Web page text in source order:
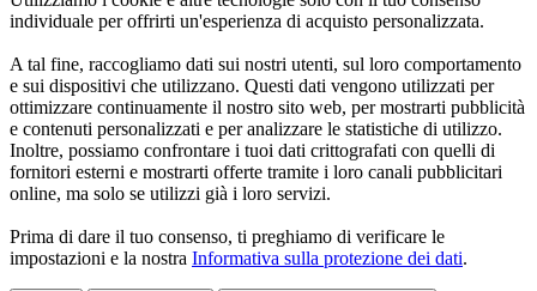
individuale per offrirti un'esperienza di acquisto personalizzata.
A tal fine, raccogliamo dati sui nostri utenti, sul loro comportamento
e sui dispositivi che utilizzano. Questi dati vengono utilizzati per
ottimizzare continuamente il nostro sito web, per mostrarti pubblicità
e contenuti personalizzati e per analizzare le statistiche di utilizzo.
Inoltre, possiamo confrontare i tuoi dati crittografati con quelli di
fornitori esterni e mostrarti offerte tramite i loro canali pubblicitari
online, ma solo se utilizzi già i loro servizi.
Prima di dare il tuo consenso, ti preghiamo di verificare le
impostazioni e la nostra Informativa sulla protezione dei dati.